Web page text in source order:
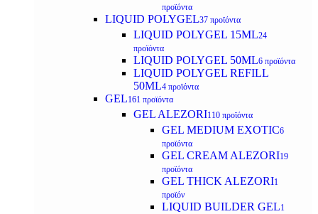
προϊόντα
LIQUID POLYGEL37 προϊόντα
LIQUID POLYGEL 15ML24
προϊόντα
LIQUID POLYGEL 50ML6 προϊόντα
LIQUID POLYGEL REFILL
50ML4 προϊόντα
GEL161 προϊόντα
GEL ALEZORI110 προϊόντα
GEL MEDIUM EXOTIC6
προϊόντα
GEL CREAM ALEZORI19
προϊόντα
GEL THICK ALEZORI1
προϊόν
LIQUID BUILDER GEL1